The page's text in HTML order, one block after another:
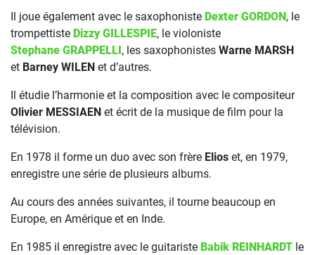
Il joue également avec le saxophoniste Dexter GORDON , le
trompettiste Dizzy GILLESPIE, le violoniste
Stephane GRAPPELLI , les saxophonistes Warne MARSH
et Barney WILEN et d’autres.
Il étudie l’harmonie et la composition avec le compositeur
Olivier MESSIAEN et écrit de la musique de film pour la
télévision.
En 1978 il forme un duo avec son frère Elios et, en 1979,
enregistre une série de plusieurs albums.
Au cours des années suivantes, il tourne beaucoup en
Europe, en Amérique et en Inde.
En 1985 il enregistre avec le guitariste Babik REINHARDT le